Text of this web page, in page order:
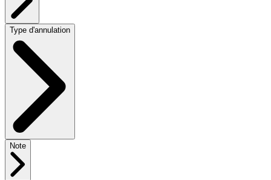
Type d'annulation
Note